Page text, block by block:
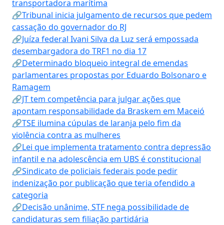
transportadora marítima
🔗Tribunal inicia julgamento de recursos que pedem
cassação do governador do RJ
🔗Juíza federal Ivani Silva da Luz será empossada
desembargadora do TRF1 no dia 17
🔗Determinado bloqueio integral de emendas
parlamentares propostas por Eduardo Bolsonaro e
Ramagem
🔗JT tem competência para julgar ações que
apontam responsabilidade da Braskem em Maceió
🔗TSE ilumina cúpulas de laranja pelo fim da
violência contra as mulheres
🔗Lei que implementa tratamento contra depressão
infantil e na adolescência em UBS é constitucional
🔗Sindicato de policiais federais pode pedir
indenização por publicação que teria ofendido a
categoria
🔗Decisão unânime, STF nega possibilidade de
candidaturas sem filiação partidária